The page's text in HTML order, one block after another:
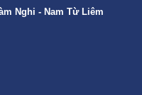
Nghi - Nam Từ Liêm